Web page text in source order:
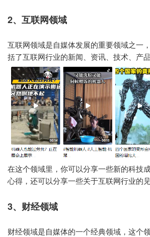
2、互联网领域
互联网领域是自媒体发展的重要领域之一
括了互联网行业的新闻、资讯、技术、产品
在这个领域里，你可以分享一些新的科技
心得，还可以分享一些关于互联网行业的见
3、财经领域
财经领域是自媒体的一个经典领域，这个